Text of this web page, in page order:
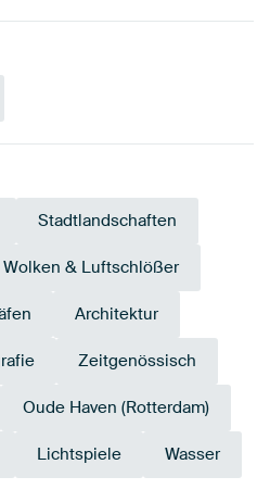
Stadtlandschaften
Wolken & Luftschlößer
Architektur
Zeitgenössisch
Oude Haven (Rotterdam)
Lichtspiele Wasser